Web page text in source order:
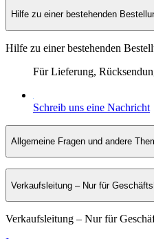
Hilfe zu einer bestehenden
Hilfe zu einer bestehenden
Für Lieferung,
Schreib uns eine Nachricht
Allgemeine Fragen und andere
Verkaufsleitung – Nur für
Verkaufsleitung – Nur für